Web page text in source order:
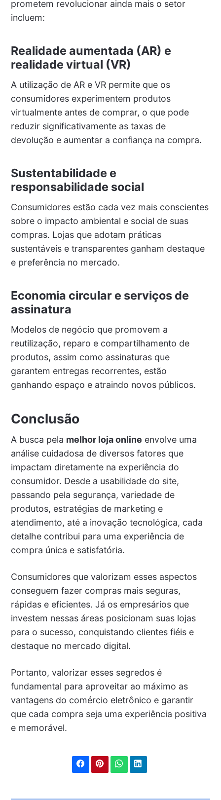
prometem revolucionar ainda mais o setor
incluem:
Realidade aumentada (AR) e
realidade virtual (VR)
A utilização de AR e VR permite que os
consumidores experimentem produtos
virtualmente antes de comprar, o que pode
reduzir significativamente as taxas de
devolução e aumentar a confiança na compra.
Sustentabilidade e
responsabilidade social
Consumidores estão cada vez mais conscientes
sobre o impacto ambiental e social de suas
compras. Lojas que adotam práticas
sustentáveis e transparentes ganham destaque
e preferência no mercado.
Economia circular e serviços de
assinatura
Modelos de negócio que promovem a
reutilização, reparo e compartilhamento de
produtos, assim como assinaturas que
garantem entregas recorrentes, estão
ganhando espaço e atraindo novos públicos.
Conclusão
A busca pela melhor loja online envolve uma
análise cuidadosa de diversos fatores que
impactam diretamente na experiência do
consumidor. Desde a usabilidade do site,
passando pela segurança, variedade de
produtos, estratégias de marketing e
atendimento, até a inovação tecnológica, cada
detalhe contribui para uma experiência de
compra única e satisfatória.
Consumidores que valorizam esses aspectos
conseguem fazer compras mais seguras,
rápidas e eficientes. Já os empresários que
investem nessas áreas posicionam suas lojas
para o sucesso, conquistando clientes fiéis e
destaque no mercado digital.
Portanto, valorizar esses segredos é
fundamental para aproveitar ao máximo as
vantagens do comércio eletrônico e garantir
que cada compra seja uma experiência positiva
e memorável.